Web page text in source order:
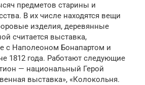
предметов старины и
В их числе находятся вещи
изделия, деревянные
считается выставка,
с Наполеоном Бонапартом и
1812 года. Работают следующие
— национальный Герой
выставка», «Колокольня.